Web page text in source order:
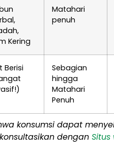
Kering
Matahari
penuh
Berisi
Sebagian
hingga
Matahari
Penuh
konsumsi dapat
dengan Situs